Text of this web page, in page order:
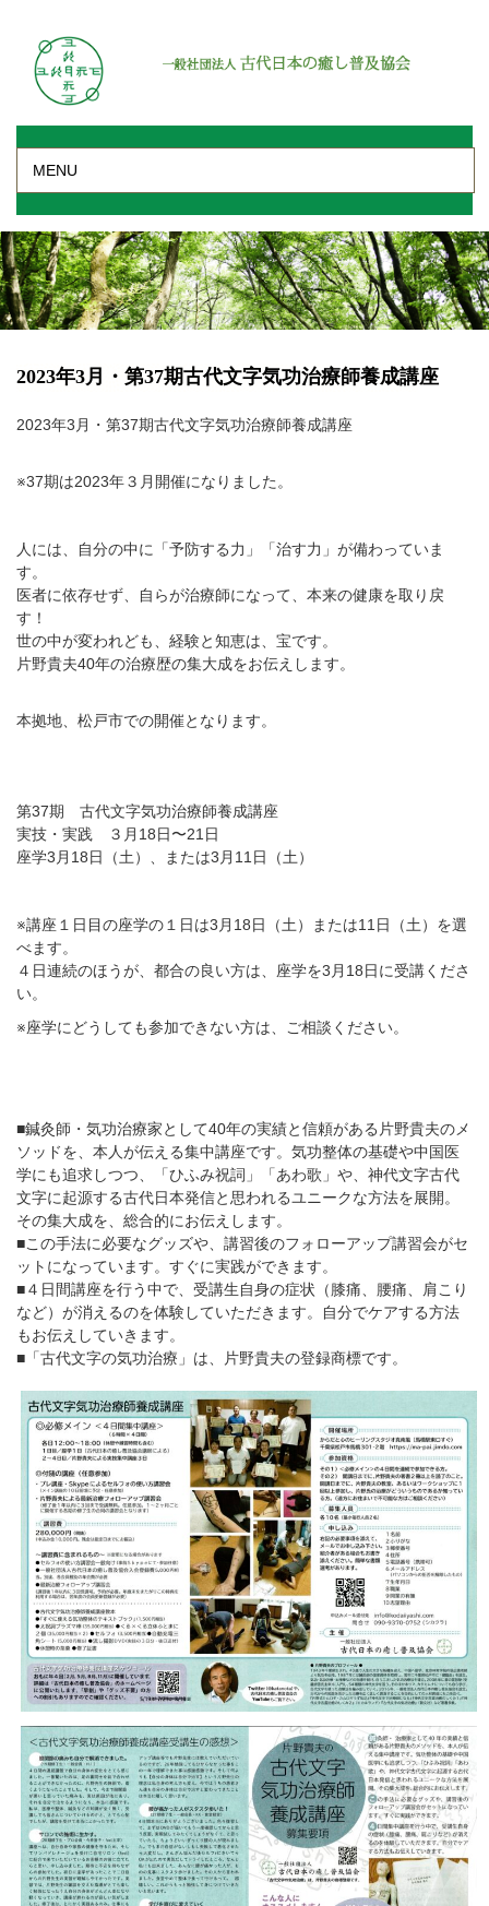
MENU
2023年3月・第37期古代文字気功治療師養成講座
2023年3月・第37期古代文字気功治療師養成講座
※37期は2023年３月開催になりました。
人には、自分の中に「予防する力」「治す力」が備わっていま
す。
医者に依存せず、自らが治療師になって、本来の健康を取り戻
す！
世の中が変われども、経験と知恵は、宝です。
片野貴夫40年の治療歴の集大成をお伝えします。
本拠地、松戸市での開催となります。
第37期 古代文字気功治療師養成講座
実技・実践 ３月18日〜21日
座学3月18日（土）、または3月11日（土）
※講座１日目の座学の１日は3月18日（土）または11日（土）を選
べます。
４日連続のほうが、都合の良い方は、座学を3月18日に受講くださ
い。
※座学にどうしても参加できない方は、ご相談ください。
■鍼灸師・気功治療家として40年の実績と信頼がある片野貴夫のメ
ソッドを、本人が伝える集中講座です。気功整体の基礎や中国医
学にも追求しつつ、「ひふみ祝詞」「あわ歌」や、神代文字古代
文字に起源する古代日本発信と思われるユニークな方法を展開。
その集大成を、総合的にお伝えします。
■この手法に必要なグッズや、講習後のフォローアップ講習会がセ
ットになっています。すぐに実践ができます。
■４日間講座を行う中で、受講生自身の症状（膝痛、腰痛、肩こり
など）が消えるのを体験していただきます。自分でケアする方法
もお伝えしていきます。
■ 「古代文字の気功治療」は、片野貴夫の登録商標です。